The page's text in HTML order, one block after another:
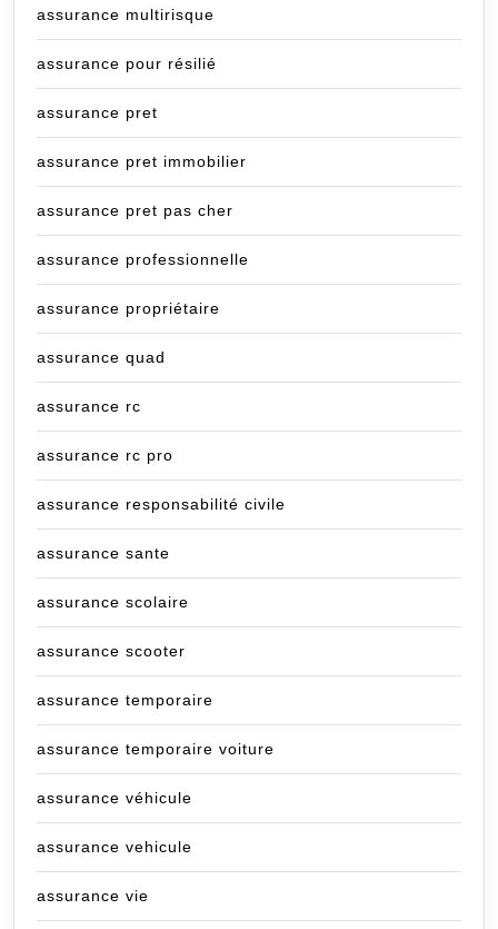
assurance multirisque
assurance pour résilié
assurance pret
assurance pret immobilier
assurance pret pas cher
assurance professionnelle
assurance propriétaire
assurance quad
assurance rc
assurance rc pro
assurance responsabilité civile
assurance sante
assurance scolaire
assurance scooter
assurance temporaire
assurance temporaire voiture
assurance véhicule
assurance vehicule
assurance vie